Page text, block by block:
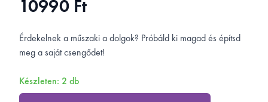
10990 Ft
Rövid leírás
Érdekelnek a műszaki a dolgok? Próbáld ki magad és építsd
meg a saját csengődet!
Készleten: 2 db